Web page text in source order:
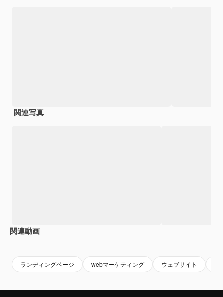
関連写真
関連動画
ランディングページ webマーケティング ウェブサイト